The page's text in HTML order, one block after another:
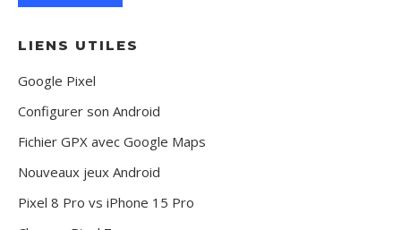
LIENS UTILES
Google Pixel
Configurer son Android
Fichier GPX avec Google Maps
Nouveaux jeux Android
Pixel 8 Pro vs iPhone 15 Pro